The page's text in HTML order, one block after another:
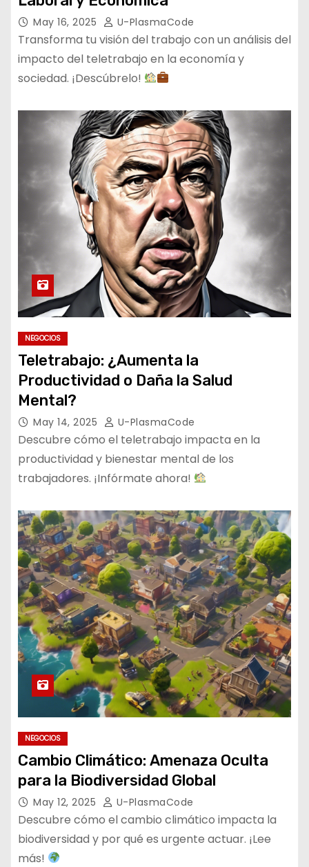
May 16, 2025 U-PlasmaCode
Transforma tu visión del trabajo con un análisis del
impacto del teletrabajo en la economía y
sociedad. ¡Descúbrelo!
NEGOCIOS
Teletrabajo: ¿Aumenta la
Productividad o Daña la Salud
Mental?
May 14, 2025 U-PlasmaCode
Descubre cómo el teletrabajo impacta en la
productividad y bienestar mental de los
trabajadores. ¡Infórmate ahora!
NEGOCIOS
Cambio Climático: Amenaza Oculta
para la Biodiversidad Global
May 12, 2025 U-PlasmaCode
Descubre cómo el cambio climático impacta la
biodiversidad y por qué es urgente actuar. ¡Lee
más!